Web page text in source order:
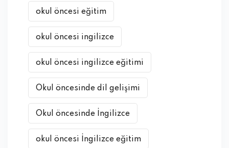
okul öncesi eğitim
okul öncesi ingilizce
okul öncesi ingilizce eğitimi
Okul öncesinde dil gelişimi
Okul öncesinde İngilizce
okul öncesi İngilizce eğitim